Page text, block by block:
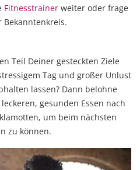
Fitnesstrainer weiter oder frage
Bekanntenkreis.
Teil Deiner gesteckten Ziele
Tag und großer Unlust
lassen? Dann belohne
gesunden Essen nach
um beim nächsten
zu können.